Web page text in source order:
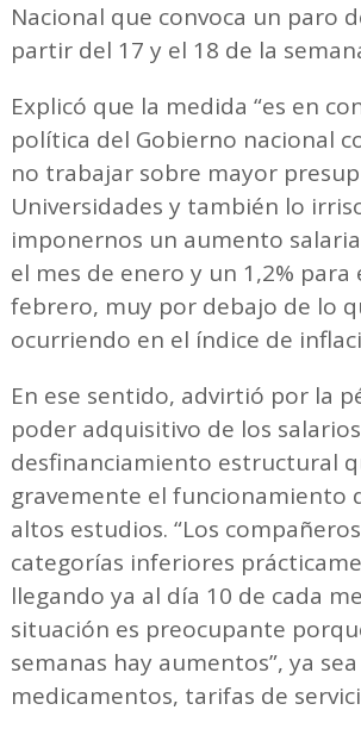
Nacional que convoca un paro
partir del 17 y el 18 de la
Explicó que la medida “es en
política del Gobierno nacional
no trabajar sobre mayor
Universidades y también lo
imponernos un aumento
el mes de enero y un 1,2% para
febrero, muy por debajo de lo
ocurriendo en el índice de
En ese sentido, advirtió por la
poder adquisitivo de los
desfinanciamiento estructural
gravemente el funcionamiento
altos estudios. “Los
categorías inferiores
llegando ya al día 10 de cada
situación es preocupante
semanas hay aumentos”, ya
medicamentos, tarifas de